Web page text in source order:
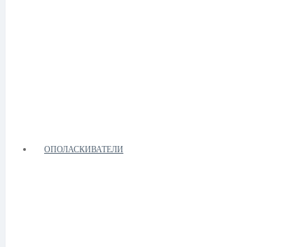
ОПОЛАСКИВАТЕЛИ